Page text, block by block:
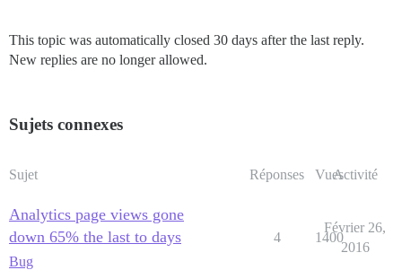
This topic was automatically closed 30 days after the last reply.
New replies are no longer allowed.
Sujets connexes
Sujet Réponses VuesActivité
Analytics page views gone
down 65% the last to days
Bug
4 1400
Février 26,
2016